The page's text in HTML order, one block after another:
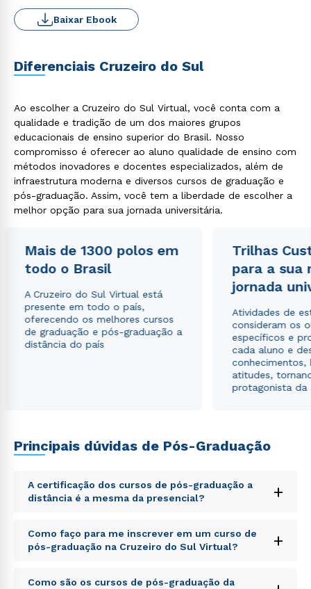
Baixar Ebook
Diferenciais Cruzeiro do Sul
Ao escolher a Cruzeiro do Sul Virtual, você conta com a
qualidade e tradição de um dos maiores grupos
educacionais de ensino superior do Brasil. Nosso
compromisso é oferecer ao aluno qualidade de ensino com
métodos inovadores e docentes especializados, além de
infraestrutura moderna e diversos cursos de graduação e
pós-graduação. Assim, você tem a liberdade de escolher a
melhor opção para sua jornada universitária.
Mais de 1300 polos em
todo o Brasil
A Cruzeiro do Sul Virtual está
presente em todo o país,
oferecendo os melhores cursos
de graduação e pós-graduação a
distância do país
Trilhas
para a sua
jornada
Atividades de
consideram os
específicos e
cada aluno e
conhecimentos,
atitudes,
protagonista da
Principais dúvidas de Pós-Graduação
A certificação dos cursos de pós-graduação a
distância é a mesma da presencial?
+
Sed ut perspiciatis unde omnis iste natus error sit
voluptatem accusantium doloremque laudantium,
totam rem aperiam, eaque ipsa quae ab illo inventore
explicabo. Nemo enim ipsam voluptatem quia
Como faço para me inscrever em um curso de
pós-graduação na Cruzeiro do Sul Virtual?
+
Sed ut perspiciatis unde omnis iste natus error sit
Como são os cursos de pós-graduação da
Rápido e fácil
ou